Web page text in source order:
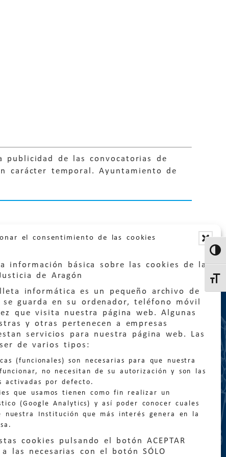
el consentimiento de las cookies
información básica sobre las cookies de la
de Aragón
informática es un pequeño archivo de
guarda en su ordenador, teléfono móvil
que visita nuestra página web. Algunas
y otras pertenecen a empresas
servicios para nuestra página web. Las
de varios tipos:
(funcionales) son necesarias para que nuestra
no necesitan de su autorización y son las
activadas por defecto.
que usamos tienen como fin realizar un
(Google Analytics) y así poder conocer cuales
nuestra Institución que más interés genera en la
cookies pulsando el botón ACEPTAR
las necesarias con el botón SÓLO
publicidad de las convocatorias de
carácter temporal. Ayuntamiento de
quejas@eljusticiadearagon.es
general:
900 210 210/ 976 399 354